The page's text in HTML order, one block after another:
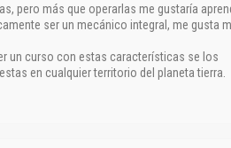
pero más que operarlas me gustaría
ser un mecánico integral, me gusta
un curso con estas características se los
en cualquier territorio del planeta tierra.